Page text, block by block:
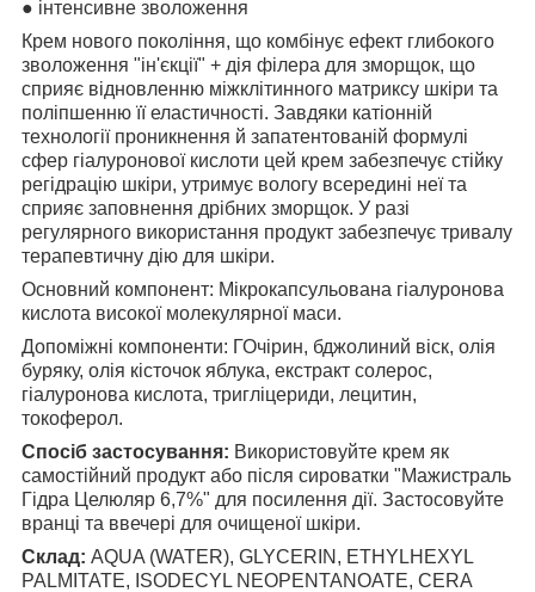
● інтенсивне зволоження
Крем нового покоління, що комбінує ефект глибокого
зволоження "ін'єкції" + дія філера для зморщок, що
сприяє відновленню міжклітинного матриксу шкіри та
поліпшенню її еластичності. Завдяки катіонній
технології проникнення й запатентованій формулі
сфер гіалуронової кислоти цей крем забезпечує стійку
регідрацію шкіри, утримує вологу всередині неї та
сприяє заповнення дрібних зморщок. У разі
регулярного використання продукт забезпечує тривалу
терапевтичну дію для шкіри.
Основний компонент: Мікрокапсульована гіалуронова
кислота високої молекулярної маси.
Допоміжні компоненти: ГОчірин, бджолиний віск, олія
буряку, олія кісточок яблука, екстракт солерос,
гіалуронова кислота, тригліцериди, лецитин,
токоферол.
Спосіб застосування: Використовуйте крем як
самостійний продукт або після сироватки "Мажистраль
Гідра Целюляр 6,7%" для посилення дії. Застосовуйте
вранці та ввечері для очищеної шкіри.
Склад: AQUA (WATER), GLYCERIN, ETHYLHEXYL
PALMITATE, ISODECYL NEOPENTANOATE, CERA